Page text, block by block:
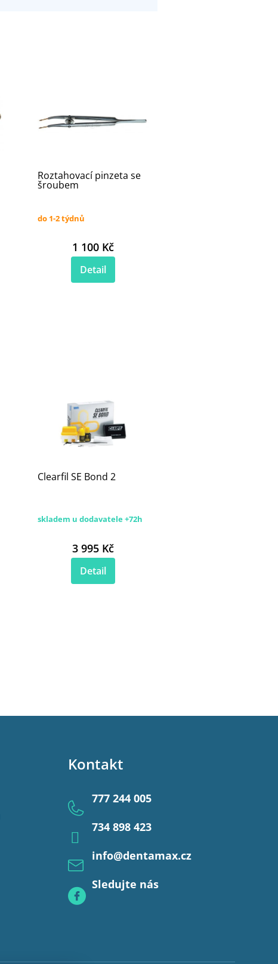
Roztahovací pinzeta se
šroubem
do 1-2 týdnů
1 100 Kč
Detail
Clearfil SE Bond 2
skladem u dodavatele +72h
3 995 Kč
Detail
Kontakt
info@dentamax.cz
777 244 005
734 898 423
Sledujte nás